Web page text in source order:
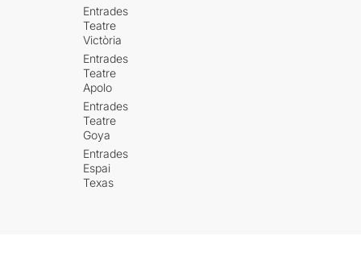
Entrades
Teatre
Victòria
Entrades
Teatre
Apolo
Entrades
Teatre
Goya
Entrades
Espai
Texas